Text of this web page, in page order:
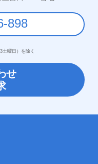
898
せ
曜日）を除く